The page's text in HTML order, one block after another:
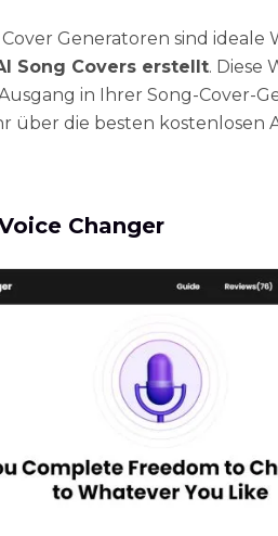
Generatoren sind ideale
Song Covers erstellt. Diese
in Ihrer Song-Cover-
über die besten kostenlosen
Changer